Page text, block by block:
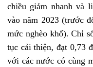
chiều giảm nhanh và
vào năm 2023 (trước
mức nghèo khổ). Chỉ
tục cải thiện, đạt 0,73
với các nước có cùng